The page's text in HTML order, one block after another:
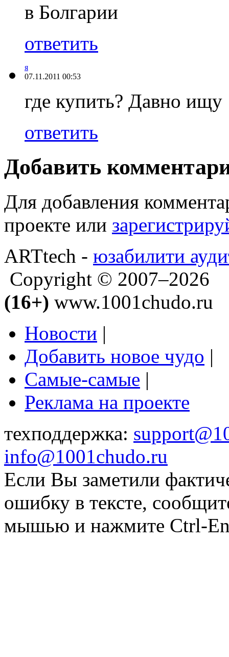
в Болгарии
ответить
я
07.11.2011 00:53
где купить? Давно ищу
ответить
Добавить
Для добавления
проекте или
ARTtech - юзабилити
Copyright © 2007–2026
(16+) www.1001chudo.ru
Новости |
Добавить новое чудо |
Самые-самые |
Реклама на проекте
техподдержка:
info@1001chudo.ru
Если Вы заметили
ошибку в тексте,
мышью и нажмите Ctrl-